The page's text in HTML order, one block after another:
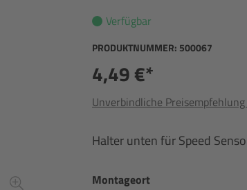
Verfügbar
PRODUKTNUMMER: 500067
4,49 €*
Unverbindliche
Halter unten für Speed
Montageortauswählen